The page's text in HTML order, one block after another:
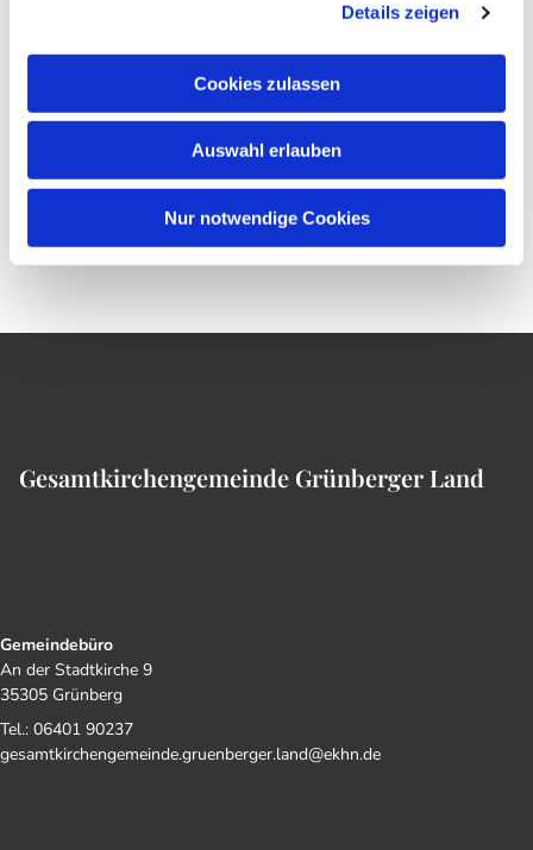
Details zeigen
Cookies zulassen
Auswahl erlauben
Nur notwendige Cookies
Gesamtkirchengemeinde Grünberger Land
Gemeindebüro
An der Stadtkirche 9
35305 Grünberg
Tel.: 06401 90237
gesamtkirchengemeinde.gruenberger.land@ekhn.de